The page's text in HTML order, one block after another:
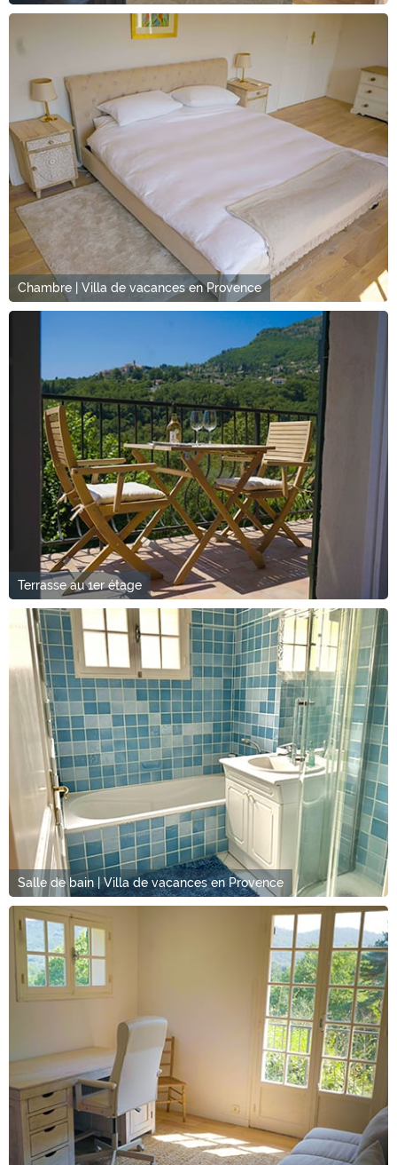
Chambre | Villa de vacances en Provence
Terrasse au 1er étage
Salle de bain | Villa de vacances en Provence